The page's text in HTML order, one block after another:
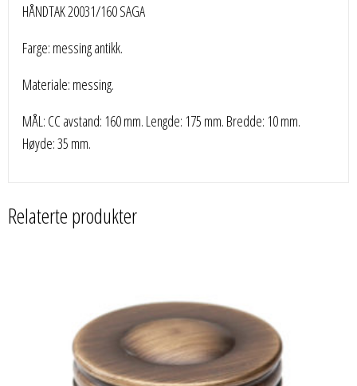
HÅNDTAK 20031/160 SAGA
Farge: messing antikk.
Materiale: messing.
MÅL: CC avstand: 160 mm. Lengde: 175 mm. Bredde: 10 mm.
Høyde: 35 mm.
Relaterte produkter